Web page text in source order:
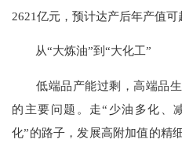
2621亿元，预计达产后年产值可
从“大炼油”到“大化工”
低端品产能过剩，高端品生
的主要问题。走“少油多化、
化”的路子，发展高附加值的精